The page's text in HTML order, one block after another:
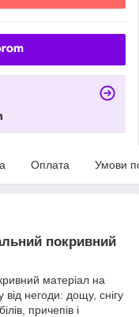
Оплата Умови
покривний
матеріал на
від негоди: дощу, снігу
причепів і